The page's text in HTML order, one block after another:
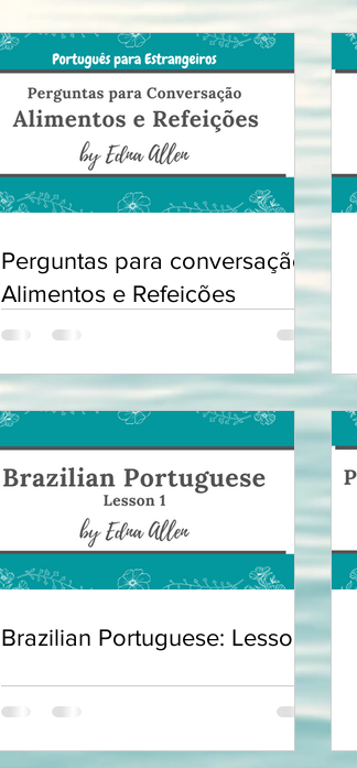
Perguntas para conversação:
Alimentos e Refeições
Brazilian Portuguese: Lesson 1